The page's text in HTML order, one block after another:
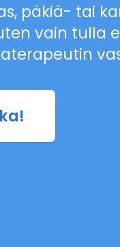
päkiä- tai
vain tulla